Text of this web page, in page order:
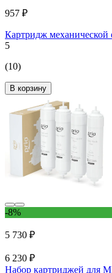
957 ₽
Картридж
5
(10)
В корзину
-8%
5 730 ₽
6 230 ₽
Набор картриджей для